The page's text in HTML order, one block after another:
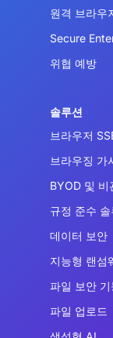
원격 브라우
Secure
위협 예방
솔루션
브라우저
브라우징 가
BYOD 및 비
규정 준수 솔
데이터 보안
지능형 랜섬
파일 보안 기
파일 업로드